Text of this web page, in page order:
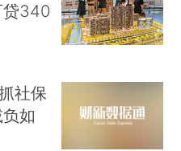
贷340
社保
如